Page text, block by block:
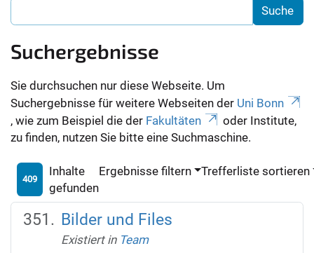
Suchergebnisse
Sie durchsuchen nur diese Webseite. Um
Suchergebnisse für weitere Webseiten der Uni Bonn
, wie zum Beispiel die der Fakultäten
oder Institute,
zu finden, nutzen Sie bitte eine Suchmaschine.
409
Inhalte
gefunden
Ergebnisse filtern Trefferliste sortieren
Bilder und Files
Existiert in Team